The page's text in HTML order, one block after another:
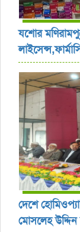
যশোর
দেশে
মোসলেহ